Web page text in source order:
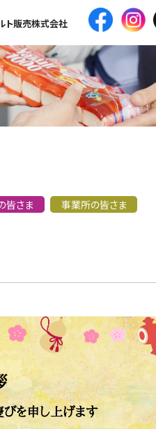
ト販売株式会社
皆さま 事業所の皆さま